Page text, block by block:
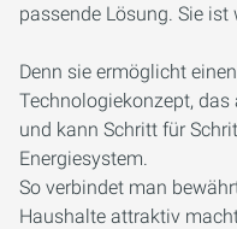
passende Lösung. Sie ist
Denn sie ermöglicht
Technologiekonzept,
und kann Schritt für
Energiesystem.
So verbindet man
Haushalte attraktiv